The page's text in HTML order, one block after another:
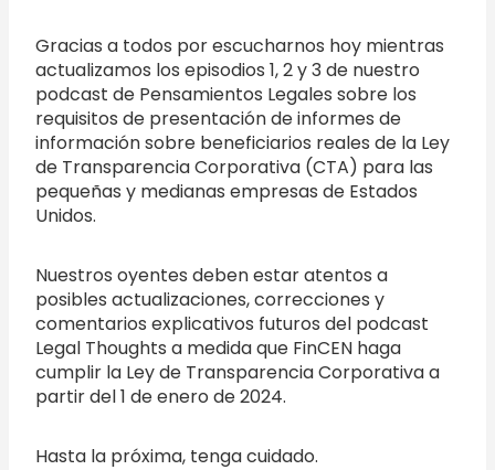
Gracias a todos por escucharnos hoy mientras
actualizamos los episodios 1, 2 y 3 de nuestro
podcast de Pensamientos Legales sobre los
requisitos de presentación de informes de
información sobre beneficiarios reales de la Ley
de Transparencia Corporativa (CTA) para las
pequeñas y medianas empresas de Estados
Unidos.
Nuestros oyentes deben estar atentos a
posibles actualizaciones, correcciones y
comentarios explicativos futuros del podcast
Legal Thoughts a medida que FinCEN haga
cumplir la Ley de Transparencia Corporativa a
partir del 1 de enero de 2024.
Hasta la próxima, tenga cuidado.